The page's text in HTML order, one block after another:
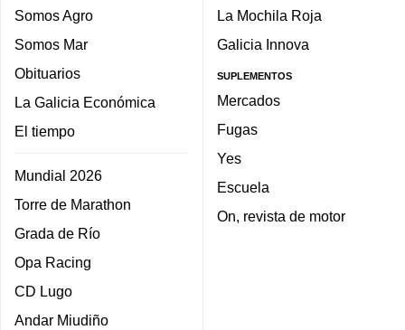
Somos Agro
Somos Mar
Obituarios
La Galicia Económica
El tiempo
Mundial 2026
Torre de Marathon
Grada de Río
Opa Racing
CD Lugo
Andar Miudiño
La Mochila Roja
Galicia Innova
SUPLEMENTOS
Mercados
Fugas
Yes
Escuela
On, revista de motor